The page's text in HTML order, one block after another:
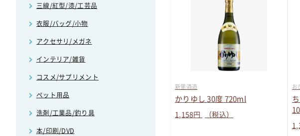
新里酒造
かりゆし 30度 720ml
1,158円 （税込）
お
三線/紅型/漆/工芸品
衣服/バッグ/小物
アクセサリ/メガネ
インテリア/雑貨
コスメ/サプリメント
ペット用品
洗剤/工業品/釣り具
本/印刷/DVD